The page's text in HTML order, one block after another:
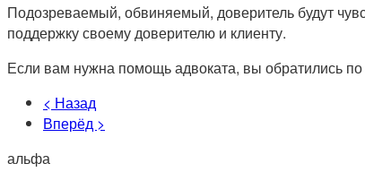
Подозреваемый, обвиняемый, доверитель будут
поддержку своему доверителю и клиенту.
Если вам нужна помощь адвоката, вы обратились по
< Назад
Вперёд >
альфа